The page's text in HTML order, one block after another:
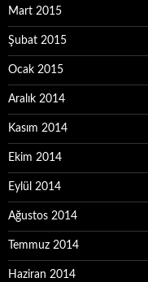
Mart 2015
Şubat 2015
Ocak 2015
Aralık 2014
Kasım 2014
Ekim 2014
Eylül 2014
Ağustos 2014
Temmuz 2014
Haziran 2014